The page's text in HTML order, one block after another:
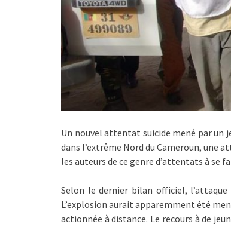
Un nouvel attentat suicide mené par un
dans l’extrême Nord du Cameroun, une
les auteurs de ce genre d’attentats à se
Selon le dernier bilan officiel,
L’explosion aurait apparemment été
actionnée à distance. Le recours à de